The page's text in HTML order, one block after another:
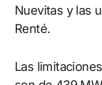
Nuevitas y las
Renté.
Las